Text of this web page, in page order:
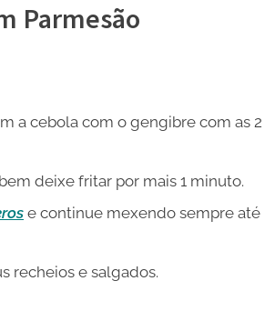
Parmesão
a cebola com o gengibre com as 2
deixe fritar por mais 1 minuto.
e continue mexendo sempre até
recheios e salgados.